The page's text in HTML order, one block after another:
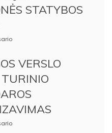
STATYBOS
VERSLO